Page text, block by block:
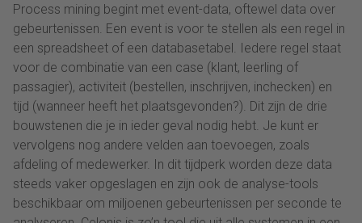
Process mining begint met event-data, oftewel data over
gebeurtenissen. Een event is voor te stellen als een regel in
een spreadsheet of een databasetabel. Iedere regel staat
voor de combinatie van een case (klant, leerling of
passagier), activiteit (bestellen, inschrijven, inchecken) en
tijd (wanneer heeft het plaatsgevonden?). Dit zijn de drie
bouwstenen die je in ieder geval nodig hebt. Je kunt er
vervolgens nog andere velden aan toevoegen, zoals
afdeling of medewerker. In dit tijdperk worden deze data
steeds vaker opgeslagen en zijn ook de analyse-tools
beschikbaar om miljoenen gebeurtenissen per seconde te